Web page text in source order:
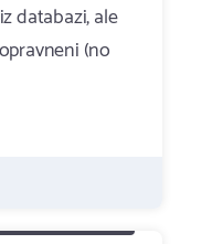
databazi, ale
(no